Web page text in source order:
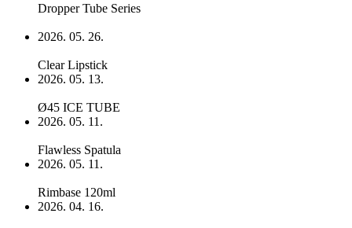
Dropper Tube Series
2026. 05. 26.
Clear Lipstick
2026. 05. 13.
Ø45 ICE TUBE
2026. 05. 11.
Flawless Spatula
2026. 05. 11.
Rimbase 120ml
2026. 04. 16.